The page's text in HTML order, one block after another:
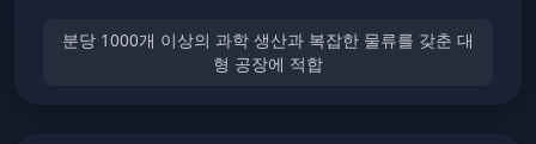
분당 1000개 이상의 과학 생산과 복잡한 물류를 갖춘 대
형 공장에 적합